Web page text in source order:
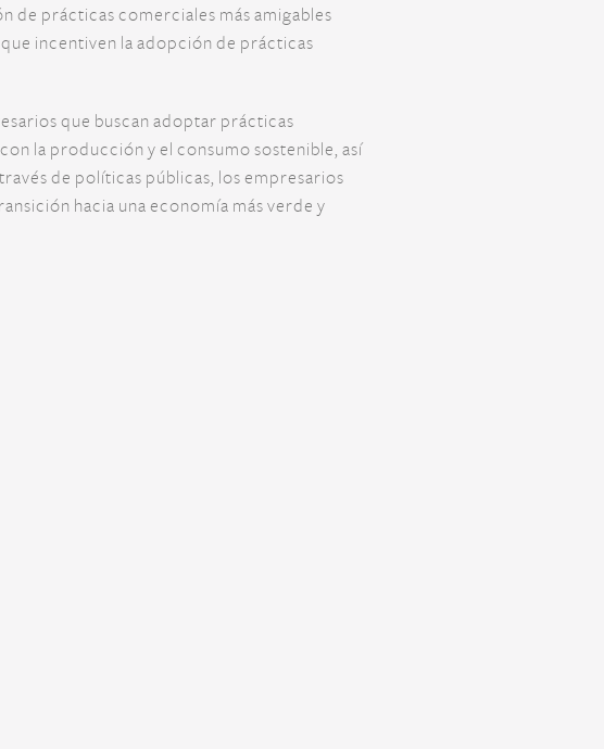
de prácticas comerciales más amigables
incentiven la adopción de prácticas
que buscan adoptar prácticas
la producción y el consumo sostenible, así
de políticas públicas, los empresarios
hacia una economía más verde y